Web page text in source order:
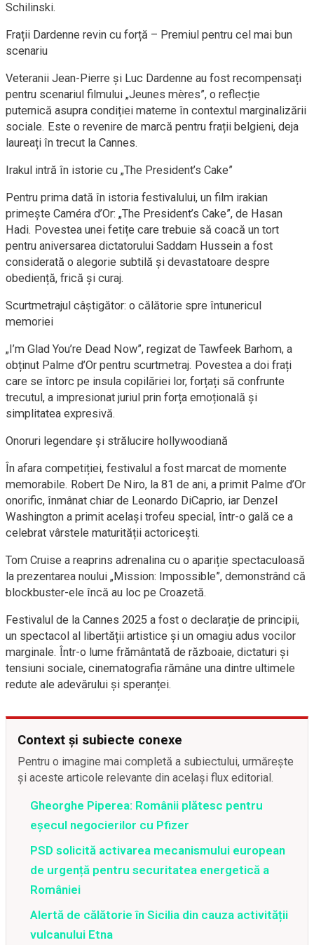
Schilinski.
Frații Dardenne revin cu forță – Premiul pentru cel mai bun
scenariu
Veteranii Jean-Pierre și Luc Dardenne au fost recompensați
pentru scenariul filmului „Jeunes mères”, o reflecție
puternică asupra condiției materne în contextul marginalizării
sociale. Este o revenire de marcă pentru frații belgieni, deja
laureați în trecut la Cannes.
Irakul intră în istorie cu „The President’s Cake”
Pentru prima dată în istoria festivalului, un film irakian
primește Caméra d’Or: „The President’s Cake”, de Hasan
Hadi. Povestea unei fetițe care trebuie să coacă un tort
pentru aniversarea dictatorului Saddam Hussein a fost
considerată o alegorie subtilă și devastatoare despre
obediență, frică și curaj.
Scurtmetrajul câștigător: o călătorie spre întunericul
memoriei
„I’m Glad You’re Dead Now”, regizat de Tawfeek Barhom, a
obținut Palme d’Or pentru scurtmetraj. Povestea a doi frați
care se întorc pe insula copilăriei lor, forțați să confrunte
trecutul, a impresionat juriul prin forța emoțională și
simplitatea expresivă.
Onoruri legendare și strălucire hollywoodiană
În afara competiției, festivalul a fost marcat de momente
memorabile. Robert De Niro, la 81 de ani, a primit Palme d’Or
onorific, înmânat chiar de Leonardo DiCaprio, iar Denzel
Washington a primit același trofeu special, într-o gală ce a
celebrat vârstele maturității actoricești.
Tom Cruise a reaprins adrenalina cu o apariție spectaculoasă
la prezentarea noului „Mission: Impossible”, demonstrând că
blockbuster-ele încă au loc pe Croazetă.
Festivalul de la Cannes 2025 a fost o declarație de principii,
un spectacol al libertății artistice și un omagiu adus vocilor
marginale. Într-o lume frământată de războaie, dictaturi și
tensiuni sociale, cinematografia rămâne una dintre ultimele
redute ale adevărului și speranței.
Context și subiecte conexe
Pentru o imagine mai completă a subiectului, urmărește
și aceste articole relevante din același flux editorial.
Gheorghe Piperea: Românii plătesc pentru
eșecul negocierilor cu Pfizer
PSD solicită activarea mecanismului european
de urgență pentru securitatea energetică a
României
Alertă de călătorie în Sicilia din cauza activității
vulcanului Etna